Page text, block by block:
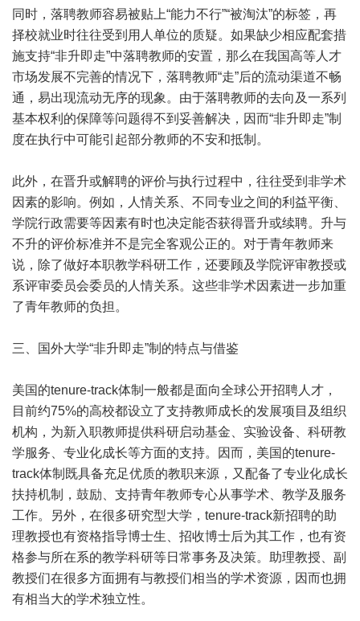
同时，落聘教师容易被贴上“能力不行”“被淘汰”的标签，再
择校就业时往往受到用人单位的质疑。如果缺少相应配套措
施支持“非升即走”中落聘教师的安置，那么在我国高等人才
市场发展不完善的情况下，落聘教师“走”后的流动渠道不畅
通，易出现流动无序的现象。由于落聘教师的去向及一系列
基本权利的保障等问题得不到妥善解决，因而“非升即走”制
度在执行中可能引起部分教师的不安和抵制。
此外，在晋升或解聘的评价与执行过程中，往往受到非学术
因素的影响。例如，人情关系、不同专业之间的利益平衡、
学院行政需要等因素有时也决定能否获得晋升或续聘。升与
不升的评价标准并不是完全客观公正的。对于青年教师来
说，除了做好本职教学科研工作，还要顾及学院评审教授或
系评审委员会委员的人情关系。这些非学术因素进一步加重
了青年教师的负担。
三、国外大学“非升即走”制的特点与借鉴
美国的tenure-track体制一般都是面向全球公开招聘人才，
目前约75%的高校都设立了支持教师成长的发展项目及组织
机构，为新入职教师提供科研启动基金、实验设备、科研教
学服务、专业化成长等方面的支持。因而，美国的tenure-
track体制既具备充足优质的教职来源，又配备了专业化成长
扶持机制，鼓励、支持青年教师专心从事学术、教学及服务
工作。另外，在很多研究型大学，tenure-track新招聘的助
理教授也有资格指导博士生、招收博士后为其工作，也有资
格参与所在系的教学科研等日常事务及决策。助理教授、副
教授们在很多方面拥有与教授们相当的学术资源，因而也拥
有相当大的学术独立性。